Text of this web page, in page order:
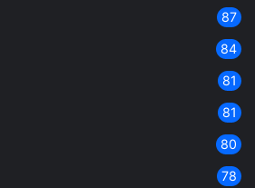
87
84
81
81
80
78